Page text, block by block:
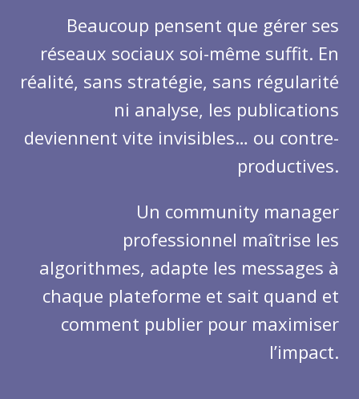
Beaucoup pensent que gérer ses
réseaux sociaux soi-même suffit. En
réalité, sans stratégie, sans régularité
ni analyse, les publications
deviennent vite invisibles… ou contre-
productives.
Un community manager
professionnel maîtrise les
algorithmes, adapte les messages à
chaque plateforme et sait quand et
comment publier pour maximiser
l’impact.